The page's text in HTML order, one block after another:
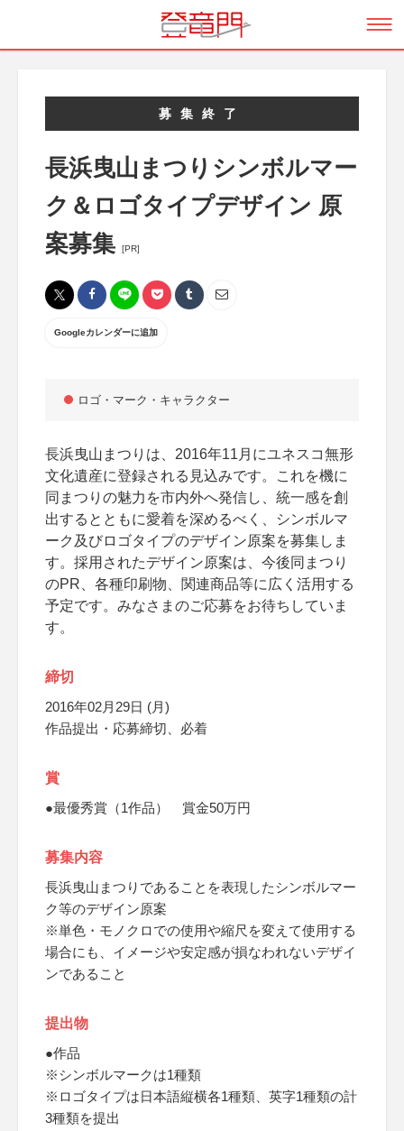
募集終了
長浜曳山まつりシンボルマー
ク＆ロゴタイプデザイン 原
案募集
[PR]
Googleカレンダーに追加
ロゴ・マーク・キャラクター
長浜曳山まつりは、2016年11月にユネスコ無形
文化遺産に登録される見込みです。これを機に
同まつりの魅力を市内外へ発信し、統一感を創
出するとともに愛着を深めるべく、シンボルマ
ーク及びロゴタイプのデザイン原案を募集しま
す。採用されたデザイン原案は、今後同まつり
のPR、各種印刷物、関連商品等に広く活用する
予定です。みなさまのご応募をお待ちしていま
す。
締切
2016年02月29日 (月)
作品提出・応募締切、必着
賞
●最優秀賞（1作品） 賞金50万円
募集内容
長浜曳山まつりであることを表現したシンボルマー
ク等のデザイン原案
※単色・モノクロでの使用や縮尺を変えて使用する
場合にも、イメージや安定感が損なわれないデザイ
ンであること
提出物
●作品
※シンボルマークは1種類
※ロゴタイプは日本語縦横各1種類、英字1種類の計
3種類を提出